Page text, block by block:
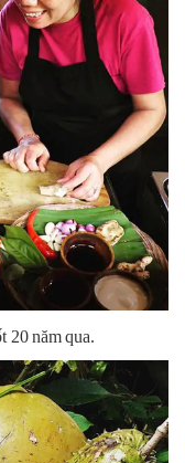
20 năm qua.